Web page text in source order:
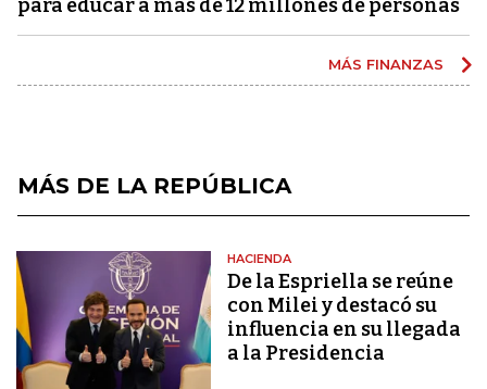
para educar a más de 12 millones de personas
MÁS FINANZAS
MÁS DE LA REPÚBLICA
HACIENDA
De la Espriella se reúne
con Milei y destacó su
influencia en su llegada
a la Presidencia